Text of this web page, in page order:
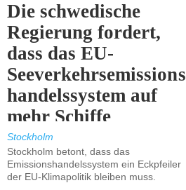
Die schwedische
Regierung fordert,
dass das EU-
Seeverkehrsemissions
handelssystem auf
mehr Schiffe
ausgeweitet wird.
Stockholm
Stockholm betont, dass das
Emissionshandelssystem ein Eckpfeiler
der EU-Klimapolitik bleiben muss.